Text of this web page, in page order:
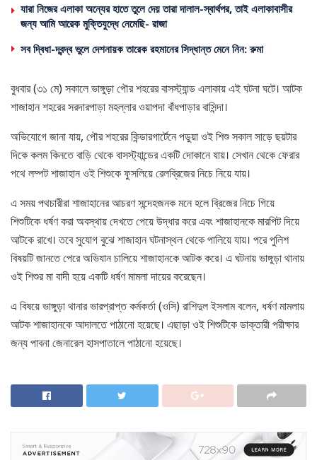
যারা নিজের এলাকা অন্যের হাতে তুলে দেয় তারা দালাল-স্বার্থপর, তাই এলাকাবাসীর
জন্য আমি আরেক মুক্তিযুদ্ধে নেমেছি- রাজা
সব দ্বিধা-দ্বন্দ্ব ভুলে দেশনায়ক তারেক রহমানের সিদ্ধান্ত মেনে নিন: রুমা
বুধবার (৩১ মে) সকালে ভাঙ্গুড়া পৌর শহরের বাসস্ট্যান্ড এলাকায় এই ঘটনা ঘটে। আটক
শাজাহান শহরের সরদারপাড়া মহল্লার ওয়াপদা বাঁধপাড়ার বাসিন্দা।
অভিযোগে জানা যায়, পৌর শহরের কিন্ডারগার্টেনে পড়ুয়া ওই শিশু সকাল সাড়ে ছয়টার
দিকে কলম কিনতে বাড়ি থেকে বাসস্ট্যান্ডের একটি দোকানে যায়। সেখান থেকে ফেরার
পথে লম্পট শাজাহান ওই শিশুকে ফুসলিয়ে রেলব্রিজের নিচে নিয়ে যায়।
এ সময় পথচারীরা শাজাহানের আচরণ সন্দেহজনক মনে হলে ব্রিজের নিচে গিয়ে
শিশুটিকে ধর্ষণ করা অবস্থায় দেখতে পেয়ে উদ্ধার করে এবং শাজাহানকে মারপিট দিয়ে
আটকে রাখে। তবে সুযোগ বুঝে শাজাহান ঘটনাস্থল থেকে পালিয়ে যায়। পরে পুলিশ
বিষয়টি জানতে পেরে অভিযান চালিয়ে শাজাহানকে আটক করে। এ ঘটনায় ভাঙ্গুড়া থানায়
ওই শিশুর মা বাদী হয়ে একটি ধর্ষণ মামলা দায়ের করেছেন।
এ বিষয়ে ভাঙ্গুড়া থানার ভারপ্রাপ্ত কর্মকর্তা (ওসি) রাশিদুল ইসলাম বলেন, ধর্ষণ মামলায়
আটক শাজাহানকে আদালতে পাঠানো হয়েছে। এছাড়া ওই শিশুটিকে ডাক্তারী পরীক্ষার
জন্য পাবনা জেনারেল হাসপাতালে পাঠানো হয়েছে।